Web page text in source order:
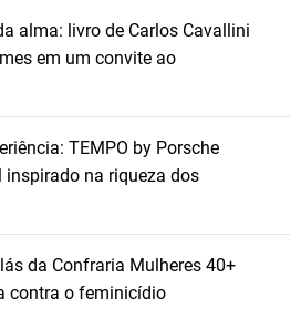
alma: livro de Carlos Cavallini
em um convite ao
TEMPO by Porsche
na riqueza dos
da Confraria Mulheres 40+
contra o feminicídio